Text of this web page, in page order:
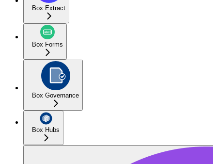
Box Extract
Box Forms
Box Governance
Box Hubs